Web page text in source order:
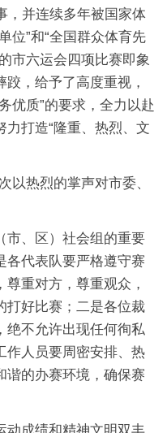
，并连续多年被国家体
位”和“全国群众体育先
市六运会四项比赛即象
，给予了高度重视，
优质”的要求，全力以赴
打造“隆重、热烈、文
以热烈的掌声对市委、
市、区）社会组的重要
各代表队要严格遵守赛
重对方，尊重观众，
打好比赛；二是各位裁
绝不允许出现任何徇私
作人员要周密安排、热
谐的办赛环境，确保赛